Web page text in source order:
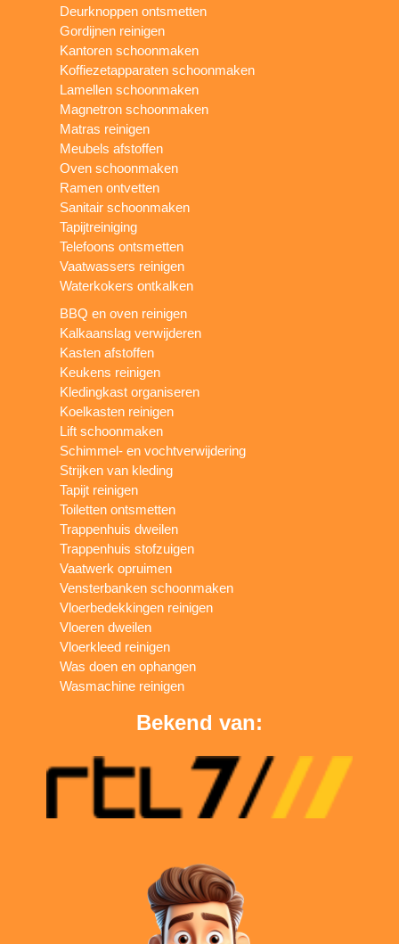
Deurknoppen ontsmetten
Gordijnen reinigen
Kantoren schoonmaken
Koffiezetapparaten schoonmaken
Lamellen schoonmaken
Magnetron schoonmaken
Matras reinigen
Meubels afstoffen
Oven schoonmaken
Ramen ontvetten
Sanitair schoonmaken
Tapijtreiniging
Telefoons ontsmetten
Vaatwassers reinigen
Waterkokers ontkalken
BBQ en oven reinigen
Kalkaanslag verwijderen
Kasten afstoffen
Keukens reinigen
Kledingkast organiseren
Koelkasten reinigen
Lift schoonmaken
Schimmel- en vochtverwijdering
Strijken van kleding
Tapijt reinigen
Toiletten ontsmetten
Trappenhuis dweilen
Trappenhuis stofzuigen
Vaatwerk opruimen
Vensterbanken schoonmaken
Vloerbedekkingen reinigen
Vloeren dweilen
Vloerkleed reinigen
Was doen en ophangen
Wasmachine reinigen
Bekend van: